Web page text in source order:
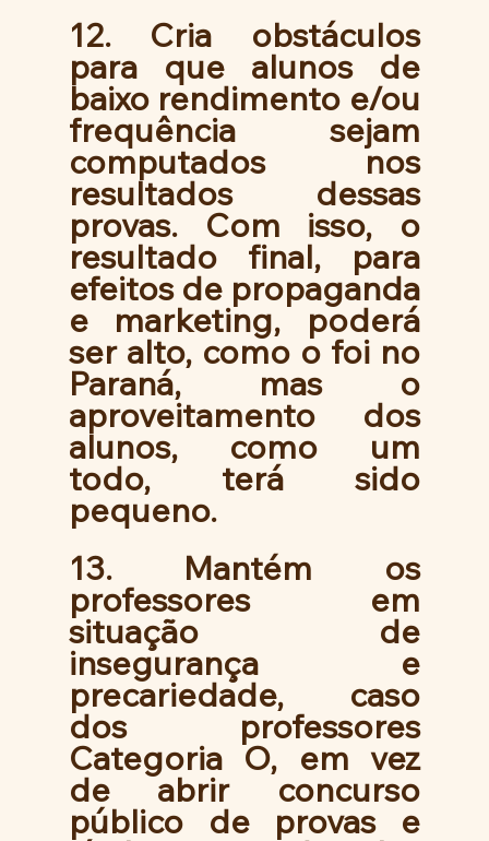
12. Cria obstáculos
para que alunos de
baixo rendimento e/ou
frequência sejam
computados nos
resultados dessas
provas. Com isso, o
resultado final, para
efeitos de propaganda
e marketing, poderá
ser alto, como o foi no
Paraná, mas o
aproveitamento dos
alunos, como um
todo, terá sido
pequeno.
13. Mantém os
professores em
situação de
insegurança e
precariedade, caso
dos professores
Categoria O, em vez
de abrir concurso
público de provas e